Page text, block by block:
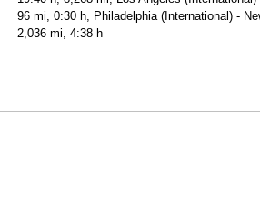
96 mi, 0:30 h, Philadelphia (International) -
2,036 mi, 4:38 h